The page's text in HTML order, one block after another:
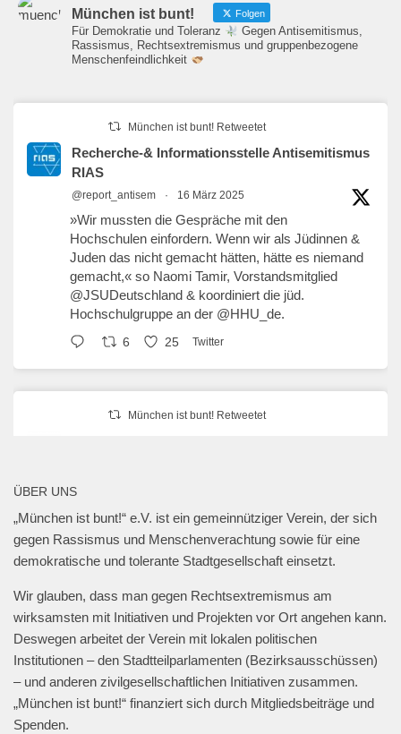
München ist bunt! Folgen
Für Demokratie und Toleranz
Gegen Antisemitismus,
Rassismus, Rechtsextremismus und gruppenbezogene
Menschenfeindlichkeit
München ist bunt! Retweetet
Recherche-& Informationsstelle Antisemitismus
RIAS
@report_antisem · 16 März 2025
»Wir mussten die Gespräche mit den
Hochschulen einfordern. Wenn wir als Jüdinnen &
Juden das nicht gemacht hätten, hätte es niemand
gemacht,« so Naomi Tamir, Vorstandsmitglied
@JSUDeutschland & koordiniert die jüd.
Hochschulgruppe an der @HHU_de.
6 25 Twitter
München ist bunt! Retweetet
@muenchen_bunt
#muenchengegenantisemitismus#neveragainisnow
#bringthemhomenow
2 13 Twitter
Mehr laden
ÜBER UNS
„München ist bunt!“ e.V. ist ein gemeinnütziger Verein, der sich
gegen Rassismus und Menschenverachtung sowie für eine
demokratische und tolerante Stadtgesellschaft einsetzt.
Wir glauben, dass man gegen Rechtsextremismus am
wirksamsten mit Initiativen und Projekten vor Ort angehen kann.
Deswegen arbeitet der Verein mit lokalen politischen
Institutionen – den Stadtteilparlamenten (Bezirksausschüssen)
– und anderen zivilgesellschaftlichen Initiativen zusammen.
„München ist bunt!“ finanziert sich durch Mitgliedsbeiträge und
Spenden.